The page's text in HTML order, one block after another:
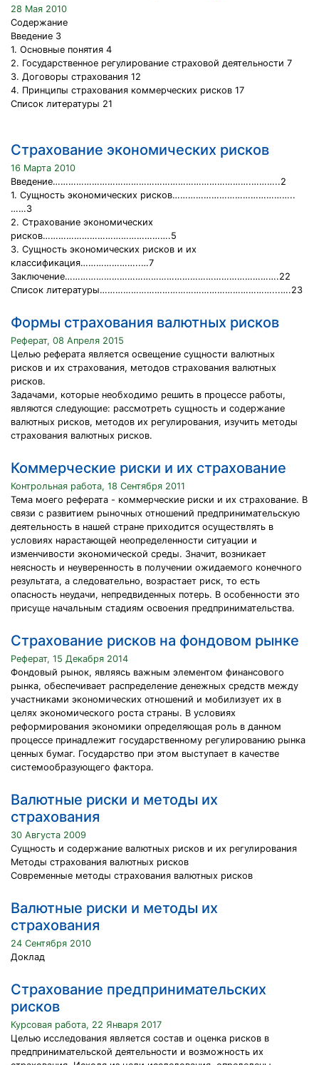
28 Мая 2010
Содержание
Введение 3
1. Основные понятия 4
2. Государственное регулирование страховой деятельности 7
3. Договоры страхования 12
4. Принципы страхования коммерческих рисков 17
Список литературы 21
Страхование экономических рисков
16 Марта 2010
Введение………………………………………………………………….………..2
1. Сущность экономических рисков………………………………………..
……3
2. Страхование экономических
рисков………………………………………….5
3. Сущность экономических рисков и их
классификация…………………..…7
Заключение……………………………………………………………………….22
Список литературы…………………………………………………………...….23
Формы страхования валютных рисков
Реферат, 08 Апреля 2015
Целью реферата является освещение сущности валютных
рисков и их страхования, методов страхования валютных
рисков.
Задачами, которые необходимо решить в процессе работы,
являются следующие: рассмотреть сущность и содержание
валютных рисков, методов их регулирования, изучить методы
страхования валютных рисков.
Коммерческие риски и их страхование
Контрольная работа, 18 Сентября 2011
Тема моего реферата - коммерческие риски и их страхование. В
связи с развитием рыночных отношений предпринимательскую
деятельность в нашей стране приходится осуществлять в
условиях нарастающей неопределенности ситуации и
изменчивости экономической среды. Значит, возникает
неясность и неуверенность в получении ожидаемого конечного
результата, а следовательно, возрастает риск, то есть
опасность неудачи, непредвиденных потерь. В особенности это
присуще начальным стадиям освоения предпринимательства.
Страхование рисков на фондовом рынке
Реферат, 15 Декабря 2014
Фондовый рынок, являясь важным элементом финансового
рынка, обеспечивает распределение денежных средств между
участниками экономических отношений и мобилизует их в
целях экономического роста страны. В условиях
реформирования экономики определяющая роль в данном
процессе принадлежит государственному регулированию рынка
ценных бумаг. Государство при этом выступает в качестве
системообразующего фактора.
Валютные риски и методы их
страхования
30 Августа 2009
Сущность и содержание валютных рисков и их регулирования
Методы страхования валютных рисков
Современные методы страхования валютных рисков
Валютные риски и методы их
страхования
24 Сентября 2010
Доклад
Страхование предпринимательских
рисков
Курсовая работа, 22 Января 2017
Целью исследования является состав и оценка рисков в
предпринимательской деятельности и возможность их